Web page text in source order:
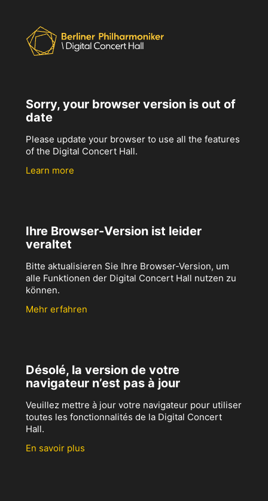
Sorry, your browser version is out of
date
Please update your browser to use all the features
of the Digital Concert Hall.
Learn more
Ihre Browser-Version ist leider
veraltet
Bitte aktualisieren Sie Ihre Browser-Version, um
alle Funktionen der Digital Concert Hall nutzen zu
können.
Mehr erfahren
Désolé, la version de votre
navigateur n’est pas à jour
Veuillez mettre à jour votre navigateur pour utiliser
toutes les fonctionnalités de la Digital Concert
Hall.
En savoir plus